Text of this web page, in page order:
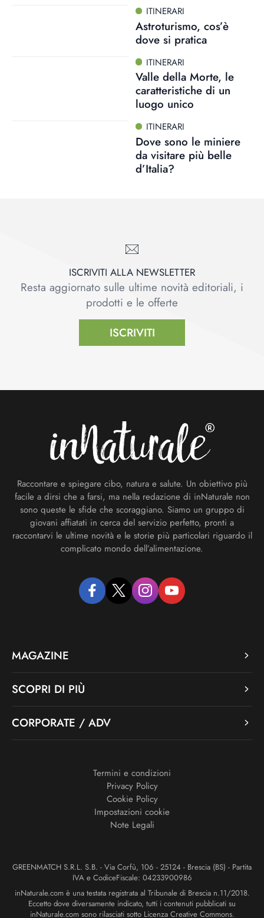
ITINERARI
Astroturismo, cos’è
dove si pratica
ITINERARI
Valle della Morte, le
caratteristiche di un
luogo unico
ITINERARI
Dove sono le miniere
da visitare più belle
d’Italia?
ISCRIVITI ALLA NEWSLETTER
Resta aggiornato sulle ultime novità editoriali, i
prodotti e le offerte
ISCRIVITI
Raccontare e spiegare cibo, natura e salute. Un obiettivo più
facile a dirsi che a farsi, ma nella redazione di inNaturale non
sono queste le sfide che scoraggiano. Siamo un gruppo di
giovani affiatati in cerca del servizio perfetto, pronti a
raccontarvi le ultime novità e le storie più particolari riguardo il
complicato mondo dell’alimentazione.
facebooktwitter instagramyoutube
MAGAZINE
SCOPRI DI PIÙ
CORPORATE / ADV
Termini e condizioni
Privacy Policy
Cookie Policy
Impostazioni cookie
Note Legali
GREENMATCH S.R.L. S.B. - Via Corfù, 106 - 25124 - Brescia (BS) - Partita
IVA e CodiceFiscale: 04233900986
inNaturale.com è una testata registrata al Tribunale di Brescia n.11/2018.
Eccetto dove diversamente indicato, tutti i contenuti pubblicati su
inNaturale.com sono rilasciati sotto Licenza Creative Commons.